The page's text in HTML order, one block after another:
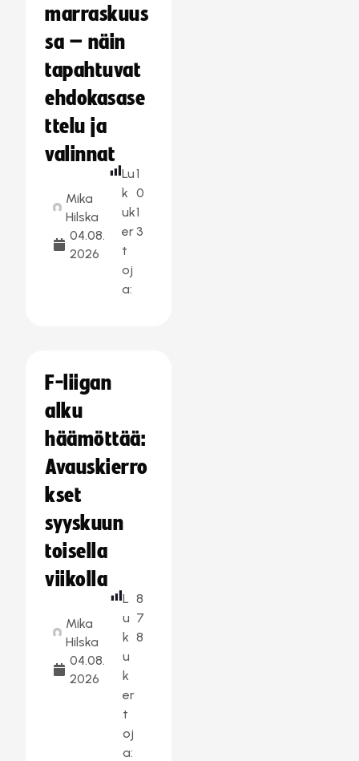
marraskuus
sa – näin
tapahtuvat
ehdokasase
ttelu ja
valinnat
Mika
Hilska
04.08.
2026
Lu
k
uk
er
t
oj
a:
1
0
1
3
F-liigan
alku
häämöttää:
Avauskierro
kset
syyskuun
toisella
viikolla
Mika
Hilska
04.08.
2026
L
u
k
u
k
er
t
oj
a:
8
7
8